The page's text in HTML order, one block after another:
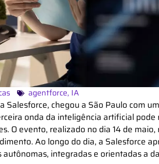
agentforce, IA
Salesforce, chegou a São Paulo com
onda da inteligência artificial pode
O evento, realizado no dia 14 de
Ao longo do dia, a Salesforce
integradas e orientadas a